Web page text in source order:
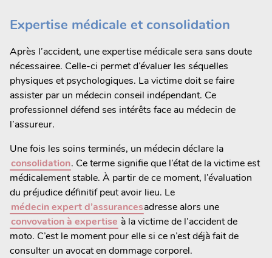
Expertise médicale et consolidation
Après l’accident, une expertise médicale sera sans doute
nécessairee. Celle-ci permet d’évaluer les séquelles
physiques et psychologiques. La victime doit se faire
assister par un médecin conseil indépendant. Ce
professionnel défend ses intérêts face au médecin de
l’assureur.
Une fois les soins terminés, un médecin déclare la
consolidation. Ce terme signifie que l’état de la victime est
médicalement stable. À partir de ce moment, l’évaluation
du préjudice définitif peut avoir lieu. Le
médecin expert d’assurancesadresse alors une
convovation à expertise à la victime de l’accident de
moto. C’est le moment pour elle si ce n’est déjà fait de
consulter un avocat en dommage corporel.